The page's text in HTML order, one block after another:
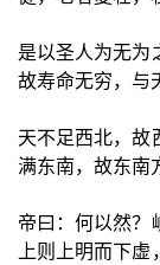
是以圣人为无为
故寿命无穷，与
天不足西北，故
满东南，故东南
帝曰：何以然？
上则上明而下虚